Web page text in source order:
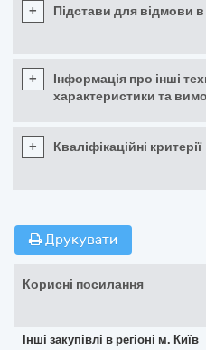
+ Підстави для відмови в
+
Інформація про інші
характеристики та
+ Кваліфікаційні критерії
Друкувати
Корисні посилання
Інші закупівлі в регіоні м. Київ